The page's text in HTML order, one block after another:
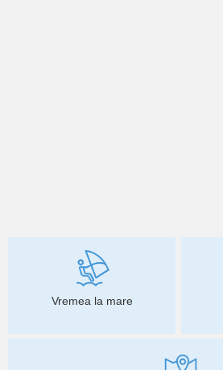
Vremea la mare